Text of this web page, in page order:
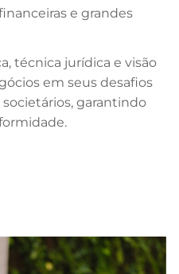
e grandes
técnica jurídica e visão
em seus desafios
garantindo